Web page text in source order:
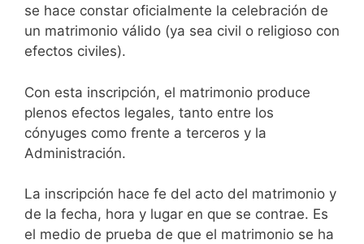
se hace constar oficialmente la celebración de
un matrimonio válido (ya sea civil o religioso con
efectos civiles).
Con esta inscripción, el matrimonio produce
plenos efectos legales, tanto entre los
cónyuges como frente a terceros y la
Administración.
La inscripción hace fe del acto del matrimonio y
de la fecha, hora y lugar en que se contrae. Es
el medio de prueba de que el matrimonio se ha